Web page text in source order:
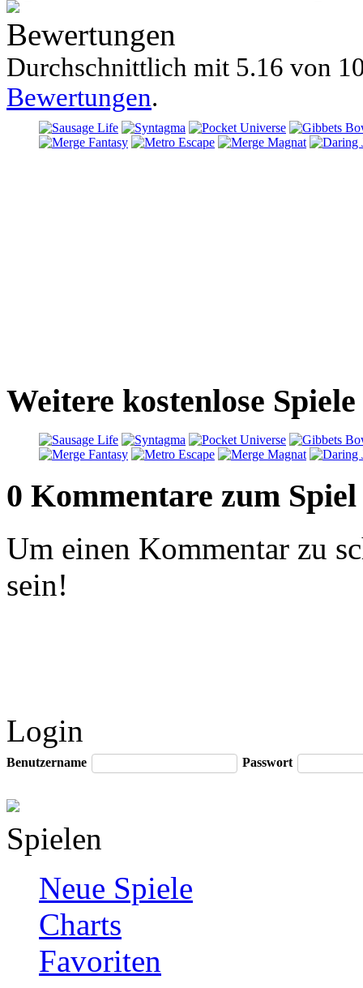
Bewertungen
Durchschnittlich mit 5.16 von
Bewertungen.
Weitere kostenlose
0 Kommentare zum Spiel
Um einen Kommentar zu
sein!
Login
Benutzername Passwort
Spielen
Neue Spiele
Charts
Favoriten